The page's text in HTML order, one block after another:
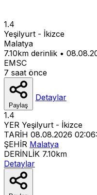
1.4
Yeşilyurt - İkizce
Malatya
7.10km derinlik •
EMSC
7 saat önce
Paylaş
Detaylar
1.4
YER Yeşilyurt - İkizce
TARİH 08.08.2026
ŞEHİR Malatya
DERİNLİK 7.10km
Detaylar